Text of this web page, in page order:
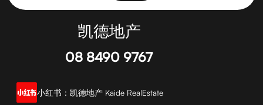
凯德地产
08 8490 9767
小红书：凯德地产 Kaide RealEstate